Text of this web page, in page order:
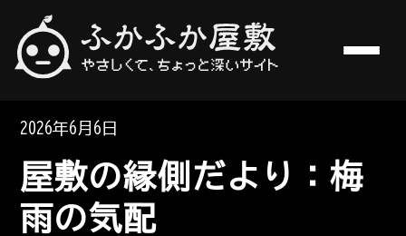
やさしくて、ちょっと深いサイト
2026年6月6日
屋敷の縁側だより：梅
雨の気配